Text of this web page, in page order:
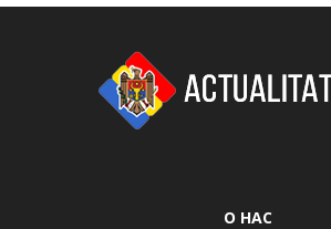
О НАС